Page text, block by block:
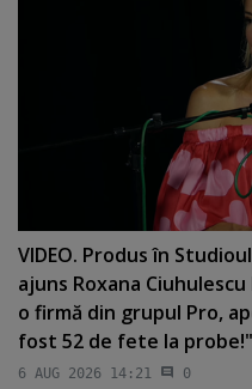
VIDEO. Produs în
ajuns Roxana
o firmă din grupul Pro,
fost 52 de fete la probe!"
6 AUG 2026 14:21 0